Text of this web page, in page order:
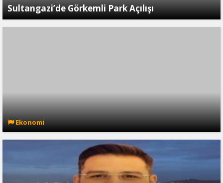
Sultangazi’de Görkemli Park Açılışı
Ekonomi